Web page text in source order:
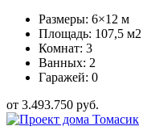
Размеры: 6×12 м
Площадь: 107,5 м2
Комнат: 3
Ванных: 2
Гаражей: 0
от 3.493.750 руб.